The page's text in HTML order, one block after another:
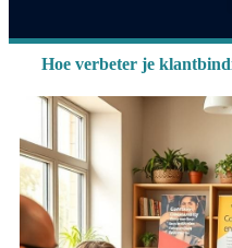
Hoe verbeter je